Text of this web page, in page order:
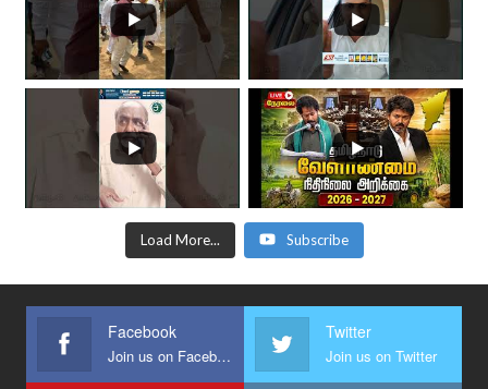
Load More... Subscribe
Facebook
Join us on Facebook
Twitter
Join us on Twitter